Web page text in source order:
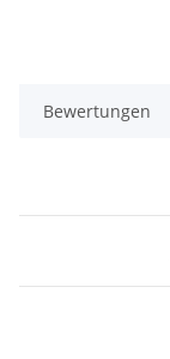
Bewertungen